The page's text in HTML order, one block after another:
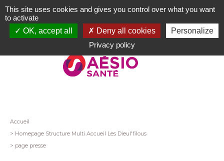
Aller
au
contenu
Fil
d'Ariane
Accueil
Homepage Structure Multi Accueil Les Dieul'filous
page presse
This site uses cookies and gives you control over what you want
to activate
OK, accept all
Deny all cookies
Personalize
Privacy policy